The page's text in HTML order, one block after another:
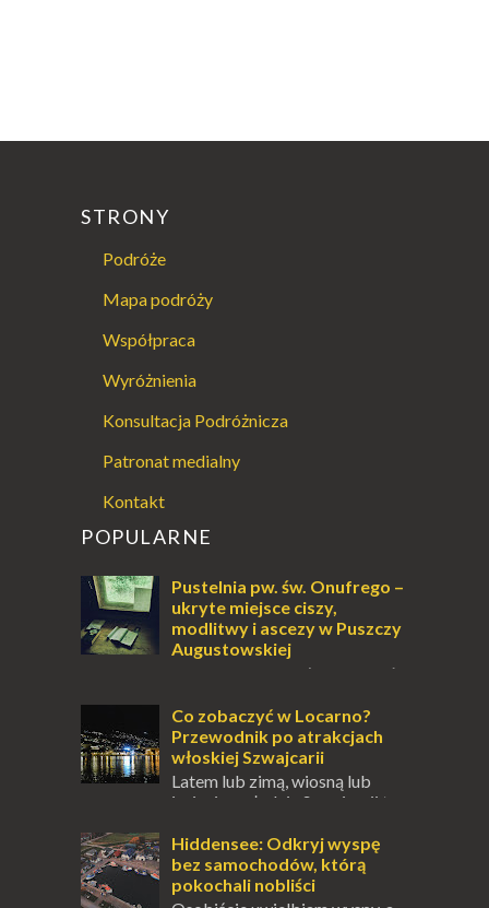
STRONY
Podróże
Mapa podróży
Współpraca
Wyróżnienia
Konsultacja Podróżnicza
Patronat medialny
Kontakt
POPULARNE
Pustelnia pw. św. Onufrego –
ukryte miejsce ciszy,
modlitwy i ascezy w Puszczy
Augustowskiej
Dla jednych to może wydawać
przetrwania lub romantycznym życiem. Dla
innych to nieustanne przebywanie z B...
Co zobaczyć w Locarno?
Przewodnik po atrakcjach
włoskiej Szwajcarii
Latem lub zimą, wiosną lub
jesienią, południe Szwajcarii to
odwiedzić. Moja zimowa podróż do
Locarno gwara...
Hiddensee: Odkryj wyspę
bez samochodów, którą
pokochali nobliści